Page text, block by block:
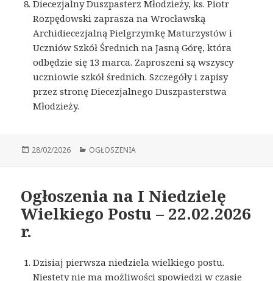
Diecezjalny Duszpasterz Młodzieży, ks. Piotr
Rozpędowski zaprasza na Wrocławską
Archidiecezjalną Pielgrzymkę Maturzystów i
Uczniów Szkół Średnich na Jasną Górę, która
odbędzie się 13 marca. Zaproszeni są wszyscy
uczniowie szkół średnich. Szczegóły i zapisy
przez stronę Diecezjalnego Duszpasterstwa
Młodzieży.
Opublikowano
28/02/2026 Kategorie
OGŁOSZENIA
Ogłoszenia na I Niedzielę
Wielkiego Postu – 22.02.2026
r.
Dzisiaj pierwsza niedziela wielkiego postu.
Niestety nie ma możliwości spowiedzi w czasie